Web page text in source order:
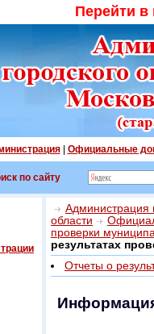
Перейти
| Официальные
по сайту
Администрация
области
проверки
результатах
Отчеты о